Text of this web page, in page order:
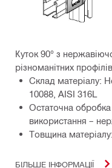
Куток 90° з
різноманітних
Склад матеріалу:
10088, AISI 316L
Остаточна
використання –
Товщина
БІЛЬШЕ ІНФОРМАЦІЇ